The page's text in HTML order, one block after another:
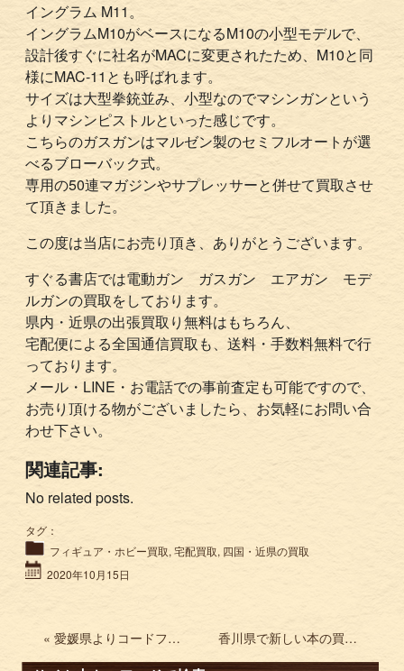
イングラム M11。
イングラムM10がベースになるM10の小型モデルで、
設計後すぐに社名がMACに変更されたため、M10と同
様にMAC-11とも呼ばれます。
サイズは大型拳銃並み、小型なのでマシンガンという
よりマシンピストルといった感じです。
こちらのガスガンはマルゼン製のセミフルオートが選
べるブローバック式。
専用の50連マガジンやサプレッサーと併せて買取させ
て頂きました。
この度は当店にお売り頂き、ありがとうございます。
すぐる書店では電動ガン ガスガン エアガン モデ
ルガンの買取をしております。
県内・近県の出張買取り無料はもちろん、
宅配便による全国通信買取も、送料・手数料無料で行
っております。
メール・LINE・お電話での事前査定も可能ですので、
お売り頂ける物がございましたら、お気軽にお問い合
わせ下さい。
関連記事:
No related posts.
タグ：
フィギュア・ホビー買取,宅配買取, 四国・近県の買取
2020年10月15日
« 愛媛県よりコードフリークやPARプロアクションリプレイなどを宅配買取 香川県で新しい本の買取 小説の最新作 »